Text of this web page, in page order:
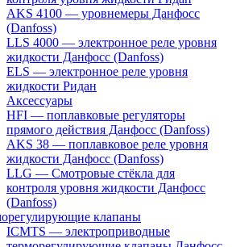
AKS 4100 — уровнемеры Данфосс
(Danfoss)
LLS 4000 — электронное реле уровня
жидкости Данфосс (Danfoss)
ELS — электронное реле уровня
жидкости Ридан
Аксессуары
HFI — поплавковые регуляторы
прямого действия Данфосс (Danfoss)
AKS 38 — поплавковое реле уровня
жидкости Данфосс (Danfoss)
LLG — Смотровые стёкла для
контроля уровня жидкости Данфосс
(Danfoss)
клапаны
ICMTS — электроприводные